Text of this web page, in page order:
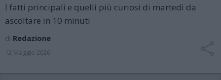
I fatti principali e quelli più curiosi di martedì da
ascoltare in 10 minuti
di Redazione
12 Maggio 2026